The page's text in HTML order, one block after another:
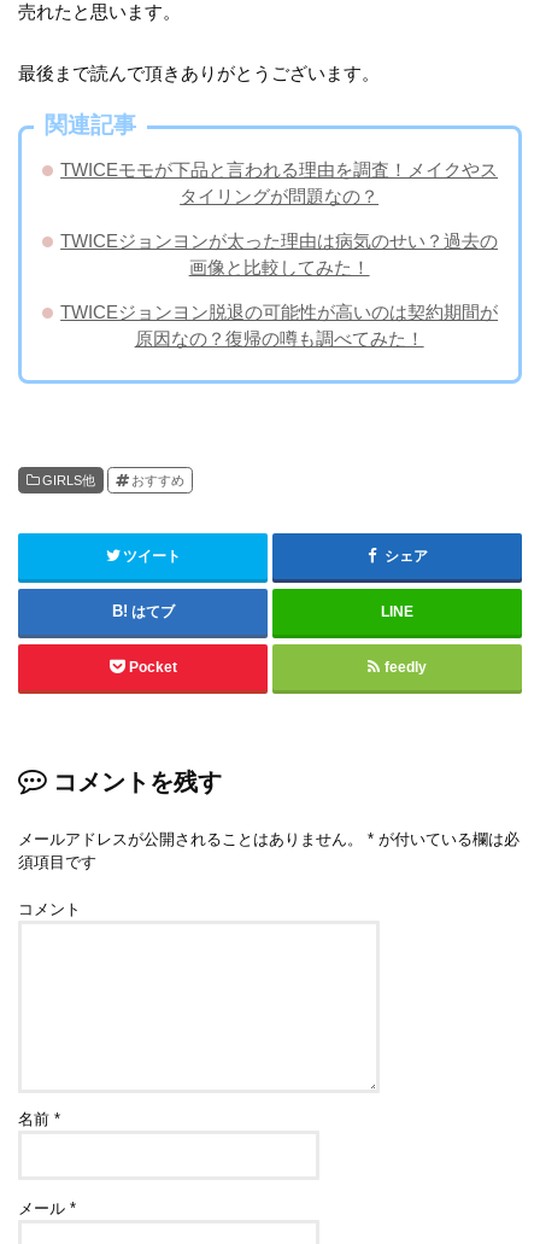
売れたと思います。
最後まで読んで頂きありがとうございます。
関連記事
TWICEモモが下品と言われる理由を調査！メイクやス
タイリングが問題なの？
TWICEジョンヨンが太った理由は病気のせい？過去の
画像と比較してみた！
TWICEジョンヨン脱退の可能性が高いのは契約期間が
原因なの？復帰の噂も調べてみた！
GIRLS他 おすすめ
ツイート シェア
はてブ LINE
Pocket feedly
コメントを残す
メールアドレスが公開されることはありません。 * が付いている欄は必
須項目です
コメント
名前*
メール*